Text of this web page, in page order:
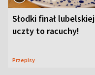
Słodki finał lubelskiej
uczty to racuchy!
Przepisy